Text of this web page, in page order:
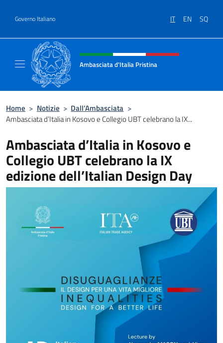
Governo Italiano IT EN SQ
Intestazione sito, social e menù
Ambasciata d'Italia Pristina
Home > Notizie > Dall’Ambasciata >
Ambasciata d’Italia in Kosovo e Collegio UBT celebrano la IX...
Ambasciata d’Italia in Kosovo e
Collegio UBT celebrano la IX
edizione dell’Italian Design Day